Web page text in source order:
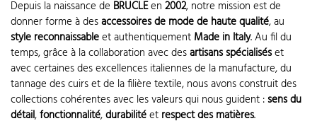
Depuis la naissance de BRUCLEen 2002, notre mission est de
donner forme à desaccessoires de mode de haute qualité, au
style reconnaissableet authentiquement Made in Italy. Au fil du
temps, grâce à la collaboration avec desartisans spécialiséset
avec certaines des excellences italiennes de la manufacture, du
tannage des cuirs et de la filière textile, nous avons construit des
collections cohérentes avec les valeurs qui nous guident :sens du
détail,fonctionnalité,durabilitéet respect des matières.